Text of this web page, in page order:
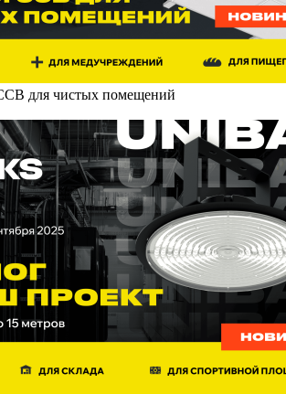
для чистых помещений